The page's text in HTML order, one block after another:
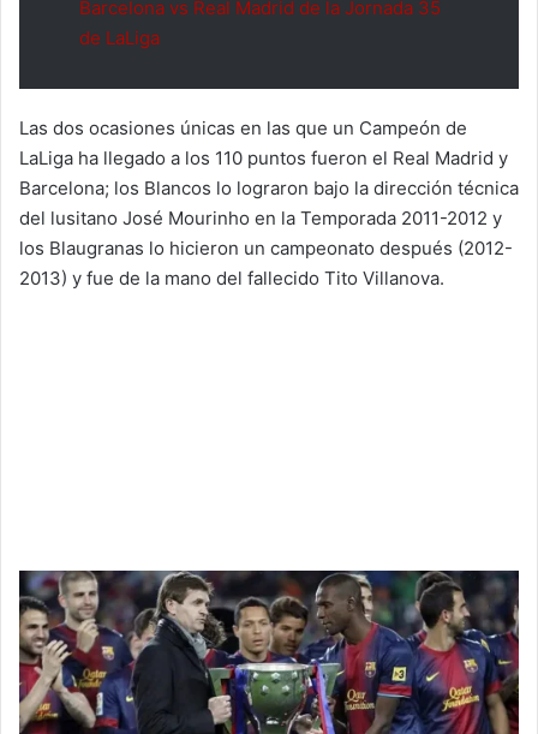
Barcelona vs Real Madrid de la Jornada 35
de LaLiga
Las dos ocasiones únicas en las que un Campeón de
LaLiga ha llegado a los 110 puntos fueron el Real Madrid y
Barcelona; los Blancos lo lograron bajo la dirección técnica
del lusitano José Mourinho en la Temporada 2011-2012 y
los Blaugranas lo hicieron un campeonato después (2012-
2013) y fue de la mano del fallecido Tito Villanova.